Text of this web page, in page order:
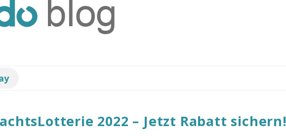
2022 – Jetzt Rabatt sichern!